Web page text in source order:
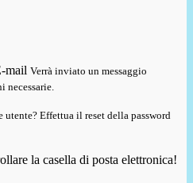
mail Verrà inviato un messaggio
necessarie.
utente? Effettua il reset della password
la casella di posta elettronica!